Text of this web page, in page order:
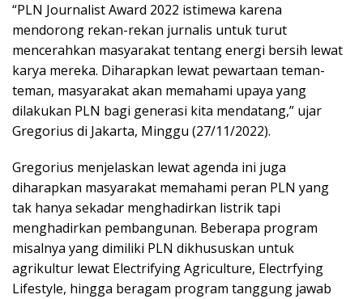
“PLN Journalist Award 2022 istimewa karena
mendorong rekan-rekan jurnalis untuk turut
mencerahkan masyarakat tentang energi bersih lewat
karya mereka. Diharapkan lewat pewartaan teman-
teman, masyarakat akan memahami upaya yang
dilakukan PLN bagi generasi kita mendatang,” ujar
Gregorius di Jakarta, Minggu (27/11/2022).
Gregorius menjelaskan lewat agenda ini juga
diharapkan masyarakat memahami peran PLN yang
tak hanya sekadar menghadirkan listrik tapi
menghadirkan pembangunan. Beberapa program
misalnya yang dimiliki PLN dikhususkan untuk
agrikultur lewat Electrifying Agriculture, Electrfying
Lifestyle, hingga beragam program tanggung jawab